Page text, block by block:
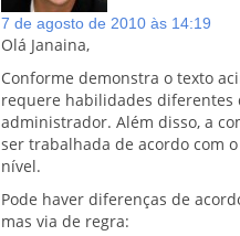
7 de agosto de 2010 às 14:19
Olá Janaina,
Conforme demonstra o texto
requere habilidades diferentes
administrador. Além disso, a
ser trabalhada de acordo com
nível.
Pode haver diferenças de
mas via de regra: